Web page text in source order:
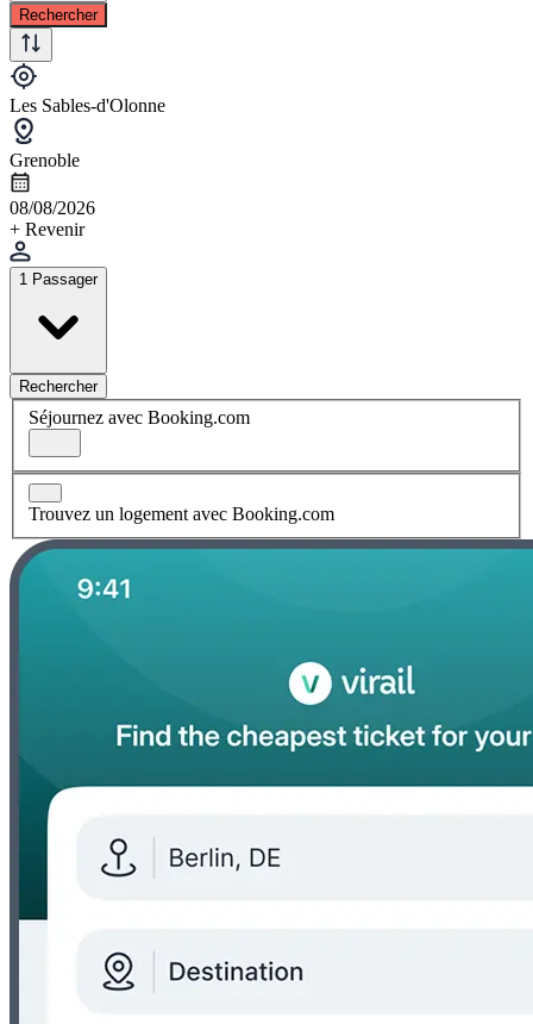
Rechercher
Les Sables-d'Olonne
Grenoble
08/08/2026
+ Revenir
1 Passager
Rechercher
Séjournez avec Booking.com
Trouvez un logement avec Booking.com